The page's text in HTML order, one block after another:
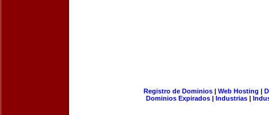
Registro de Dominios| Web Hosting |
Dominios Expirados | Industrias |